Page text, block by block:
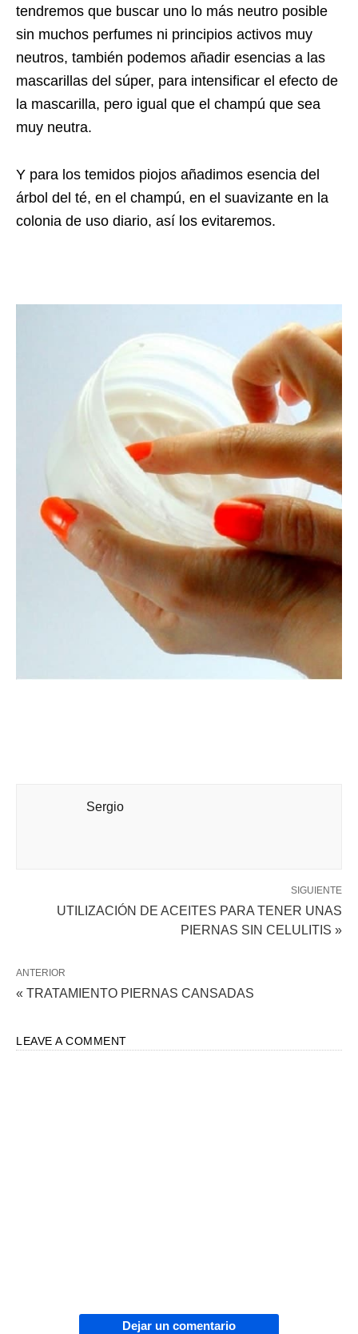
tendremos que buscar uno lo más neutro posible
sin muchos perfumes ni principios activos muy
neutros, también podemos añadir esencias a las
mascarillas del súper, para intensificar el efecto de
la mascarilla, pero igual que el champú que sea
muy neutra.
Y para los temidos piojos añadimos esencia del
árbol del té, en el champú, en el suavizante en la
colonia de uso diario, así los evitaremos.
Sergio
SIGUIENTE
UTILIZACIÓN DE ACEITES PARA TENER UNAS
PIERNAS SIN CELULITIS »
ANTERIOR
« TRATAMIENTO PIERNAS CANSADAS
LEAVE A COMMENT
Dejar un comentario